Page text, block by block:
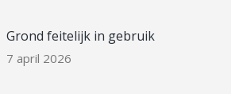
Grond feitelijk in gebruik
7 april 2026